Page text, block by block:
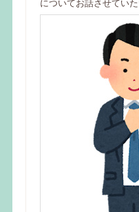
についてお話させていた